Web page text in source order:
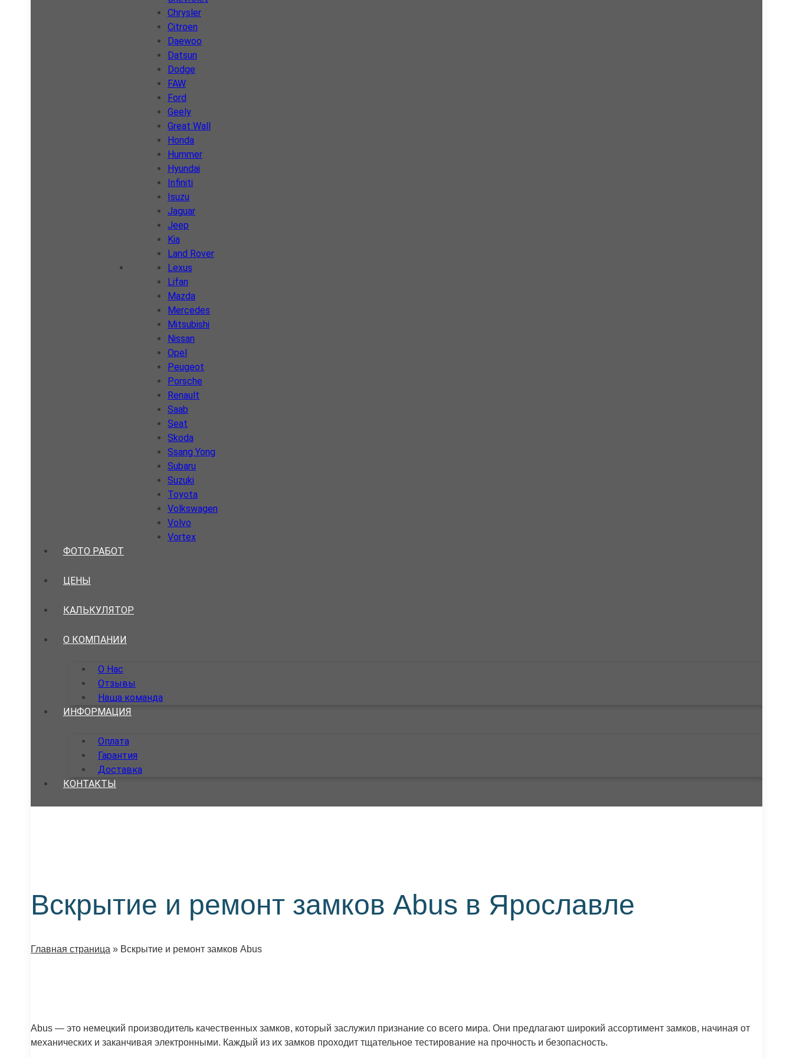
Chrysler
Citroen
Daewoo
Datsun
Dodge
FAW
Ford
Geely
Great Wall
Honda
Hummer
Hyundai
Infiniti
Isuzu
Jaguar
Jeep
Kia
Land Rover
Lexus
Lifan
Mazda
Mercedes
Mitsubishi
Nissan
Opel
Peugeot
Porsche
Renault
Saab
Seat
Skoda
Ssang Yong
Subaru
Suzuki
Toyota
Volkswagen
Volvo
Vortex
ФОТО РАБОТ
ЦЕНЫ
КАЛЬКУЛЯТОР
О КОМПАНИИ
О Нас
Отзывы
Наша команда
ИНФОРМАЦИЯ
Оплата
Гарантия
Доставка
КОНТАКТЫ
Вскрытие и ремонт замков Abus в Ярославле
Главная страница » Вскрытие и ремонт замков Abus
Abus — это немецкий производитель качественных замков, который заслужил признание со всего мира. Они предлагают широкий ассортимент замков, начиная от
механических и заканчивая электронными. Каждый из их замков проходит тщательное тестирование на прочность и безопасность.